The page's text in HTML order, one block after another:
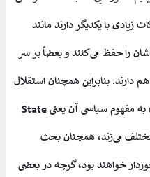
زیادی با یکدیگر دارند مانند
را حفظ می‌کنند و بعضاً بر سر
دارند. بنابراین همچنان استقلال
ملّی مورد توجه است و تا زمانی که دولت به مفهوم سیاسی آن یعنی State
می‌زند، همچنان بحث
خواهند بود، گرچه در بعضی